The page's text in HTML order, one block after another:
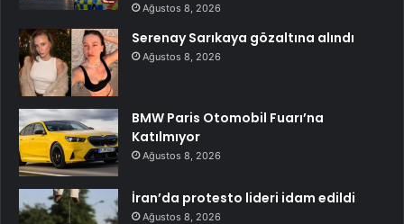
Ağustos 8, 2026
Serenay Sarıkaya gözaltına alındı
Ağustos 8, 2026
BMW Paris Otomobil Fuarı’na
Katılmıyor
Ağustos 8, 2026
İran’da protesto lideri idam edildi
Ağustos 8, 2026